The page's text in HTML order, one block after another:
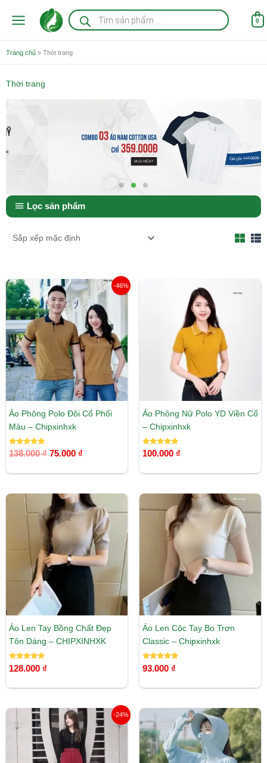
Tìm
kiếm
sản
0
Trang chủ » Thời trang
Thời trang
Lọc sản phẩm
-46%
Áo Phông Polo Đôi Cổ Phối
Màu – Chipxinhxk
Được xếp
hạng
138.000₫
Giá
gốc
là:
138.000 ₫.
75.000 ₫
Giá
hiện
tại
là:
75.000 ₫.
Áo Phông Nữ Polo YD Viền Cổ
– Chipxinhxk
Được xếp
hạng
100.000 ₫
Áo Len Tay Bồng Chất Đẹp
Tôn Dáng – CHIPXINHXK
Được xếp
hạng
128.000 ₫
Áo Len Cộc Tay Bo Trơn
Classic – Chipxinhxk
Được xếp
hạng
93.000 ₫
-24%
Giá
gốc
là:
158.000 ₫.
Giá
hiện
tại
là:
120.000 ₫.